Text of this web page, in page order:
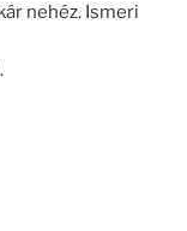
nehéz. Ismeri